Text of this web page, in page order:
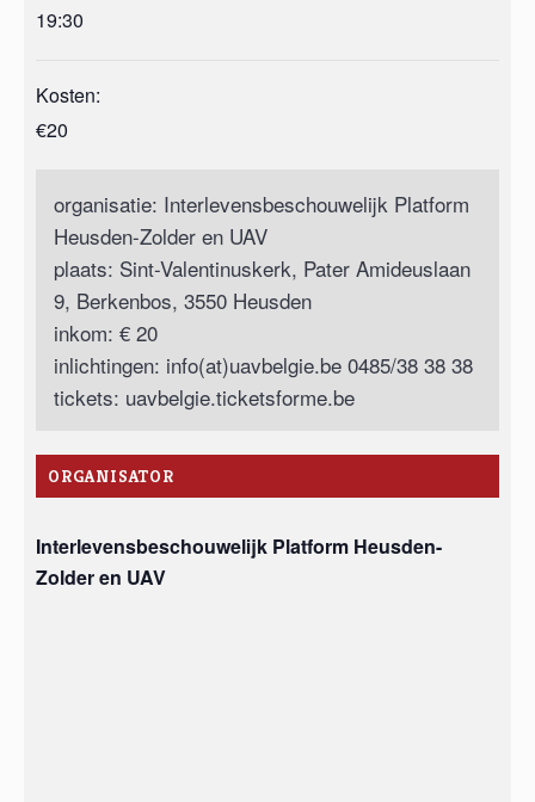
19:30
Kosten:
€20
organisatie: Interlevensbeschouwelijk Platform
Heusden-Zolder en UAV
plaats: Sint-Valentinuskerk, Pater Amideuslaan
9, Berkenbos, 3550 Heusden
inkom: € 20
inlichtingen: info(at)uavbelgie.be 0485/38 38 38
tickets: uavbelgie.ticketsforme.be
ORGANISATOR
Interlevensbeschouwelijk Platform Heusden-
Zolder en UAV